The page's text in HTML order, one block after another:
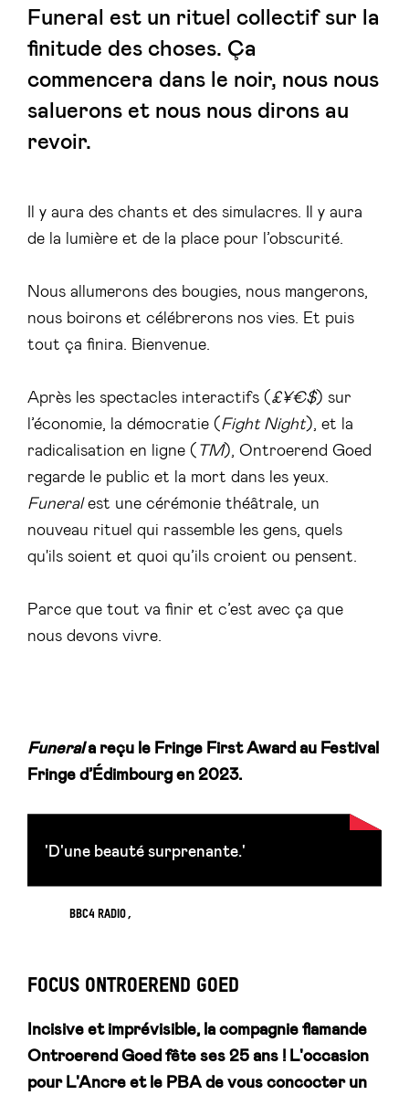
Funeral est un rituel collectif sur la
finitude des choses. Ça
commencera dans le noir, nous nous
saluerons et nous nous dirons au
revoir.
Il y aura des chants et des simulacres. Il y aura
de la lumière et de la place pour l’obscurité.
Nous allumerons des bougies, nous mangerons,
nous boirons et célébrerons nos vies. Et puis
tout ça finira. Bienvenue.
Après les spectacles interactifs (£¥€$) sur
l’économie, la démocratie (Fight Night), et la
radicalisation en ligne (TM), Ontroerend Goed
regarde le public et la mort dans les yeux.
Funeralest une cérémonie théâtrale, un
nouveau rituel qui rassemble les gens, quels
qu'ils soient et quoi qu’ils croient ou pensent.
Parce que tout va finir et c’est avec ça que
nous devons vivre.
Funerala reçu le Fringe First Award au Festival
Fringe d’Édimbourg en 2023.
'D'une beauté surprenante.'
BBC4 RADIO
FOCUS ONTROEREND GOED
Incisive et imprévisible, la compagnie flamande
Ontroerend Goed fête ses 25 ans ! L'occasion
pour L'Ancre et le PBA de vous concocter un